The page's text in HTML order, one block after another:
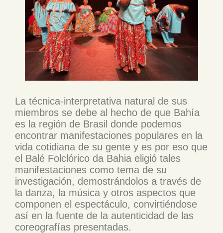
La técnica-interpretativa natural de sus
miembros se debe al hecho de que Bahía
es la región de Brasil donde podemos
encontrar manifestaciones populares en la
vida cotidiana de su gente y es por eso que
el Balé Folclórico da Bahia eligió tales
manifestaciones como tema de su
investigación, demostrándolos a través de
la danza, la música y otros aspectos que
componen el espectáculo, convirtiéndose
así en la fuente de la autenticidad de las
coreografías presentadas.